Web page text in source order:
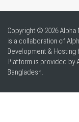
Copyright © 2026 Alpha
is a collaboration of
Development &
Platform is provided by
Bangladesh.